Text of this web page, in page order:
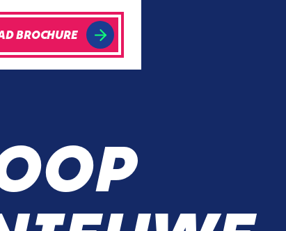
BROCHURE